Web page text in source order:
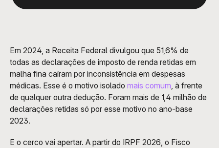
Em 2024, a Receita Federal divulgou que 51,6% de
todas as declarações de imposto de renda retidas em
malha fina caíram por inconsistência em despesas
médicas. Esse é o motivo isolado mais comum, à frente
de qualquer outra dedução. Foram mais de 1,4 milhão de
declarações retidas só por esse motivo no ano-base
2023.
E o cerco vai apertar. A partir do IRPF 2026, o Fisco